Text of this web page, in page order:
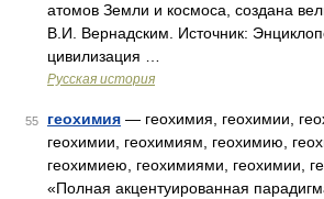
атомов Земли и космоса, создана
В.И. Вернадским. Источник:
цивилизация …
Русская история
55 геохимия — геохимия, геохимии,
геохимии, геохимиям, геохимию,
геохимиею, геохимиями, геохимии,
«Полная акцентуированная